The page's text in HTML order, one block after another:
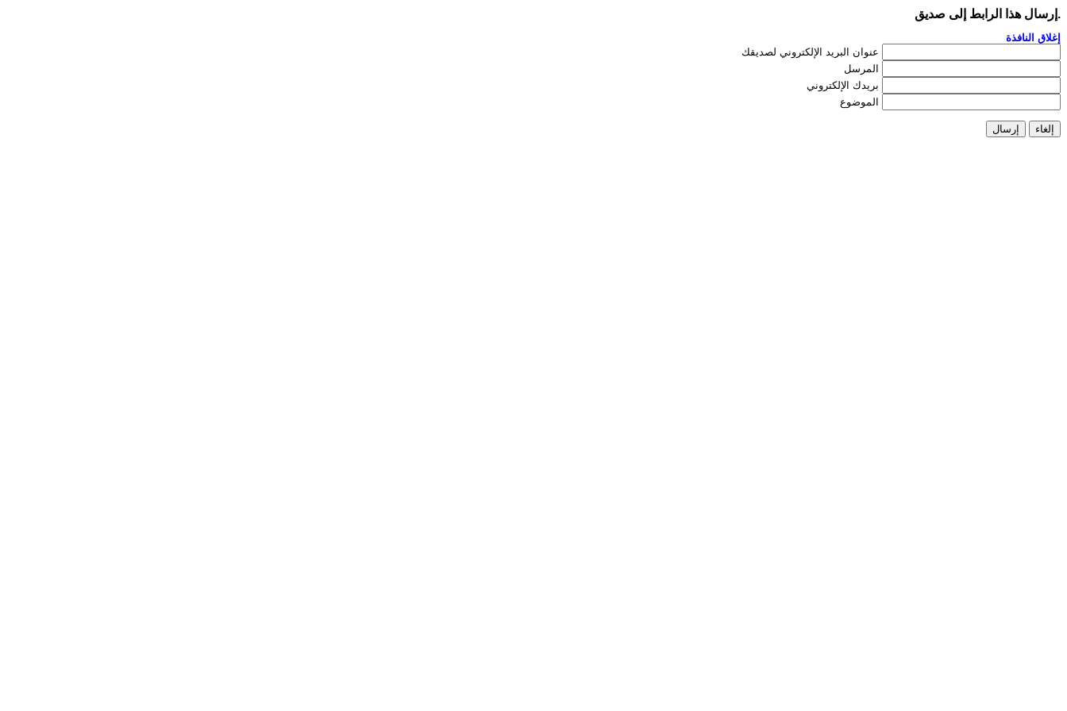
إرسال هذا الرابط إلى صديق.
إغلاق النافذة
عنوان البريد الإلكتروني لصديقك
المرسل
بريدك الإلكتروني
الموضوع
إرسال إلغاء